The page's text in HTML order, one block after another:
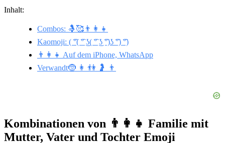
Inhalt:
Combos: 🤱🥰👨‍👩‍👧
Kaomoji: ( ͡°( ͡° ͜ʖ( ͡° ͜ʖ ͡°)ʖ ͡°) ͡°)
👨‍👩‍👧 Auf dem iPhone, WhatsApp
Verwandt🤶 👩 👫 🤰 👨
Kombinationen von 👨‍👩‍👧 Familie mit
Mutter, Vater und Tochter Emoji